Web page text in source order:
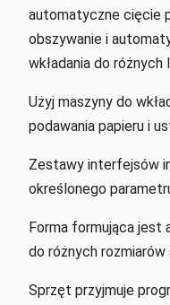
automatyczne cięcie
obszywanie i
wkładania do
Użyj maszyny do
podawania papieru i
Zestawy interfejsów
określonego
Forma formująca jest
do różnych rozmiarów
Sprzęt przyjmuje